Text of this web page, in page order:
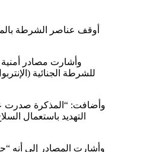
أوقف عناصر الشرطة
وأشارت مصادر أمنية
للشرطة الجنائية
وأضافت: “المذكرة صدرت
وأشارت المصادر إلى أنه